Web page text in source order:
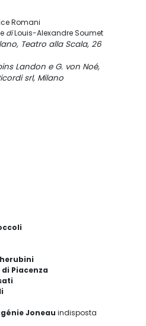
Romani
diLouis-Alexandre Soumet
Teatro alla Scala, 26
Landon e G. von Noé,
srl, Milano
Piacenza
Joneau indisposta